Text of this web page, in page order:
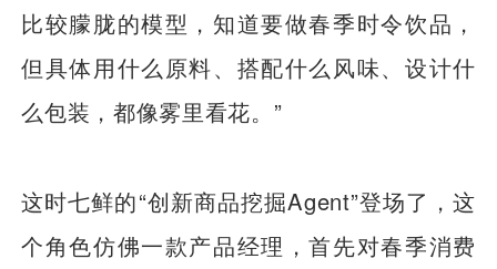
比较朦胧的模型，知道要做春季时令饮品，
但具体用什么原料、搭配什么风味、设计什
么包装，都像雾里看花。”
这时七鲜的“创新商品挖掘Agent”登场了，这
个角色仿佛一款产品经理，首先对春季消费